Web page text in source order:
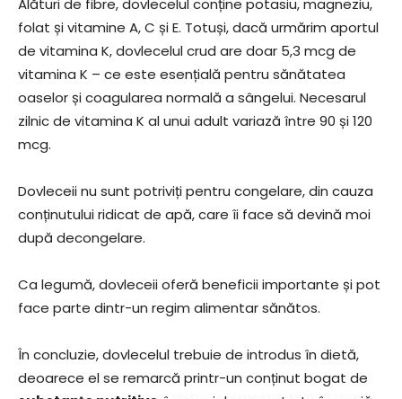
Alături de fibre, dovlecelul conține potasiu, magneziu,
folat și vitamine A, C și E. Totuși, dacă urmărim aportul
de vitamina K, dovlecelul crud are doar 5,3 mcg de
vitamina K – ce este esențială pentru sănătatea
oaselor și coagularea normală a sângelui. Necesarul
zilnic de vitamina K al unui adult variază între 90 și 120
mcg.
Dovleceii nu sunt potriviți pentru congelare, din cauza
conținutului ridicat de apă, care îi face să devină moi
după decongelare.
Ca legumă, dovleceii oferă beneficii importante și pot
face parte dintr-un regim alimentar sănătos.
În concluzie, dovlecelul trebuie de introdus în dietă,
deoarece el se remarcă printr-un conținut bogat de